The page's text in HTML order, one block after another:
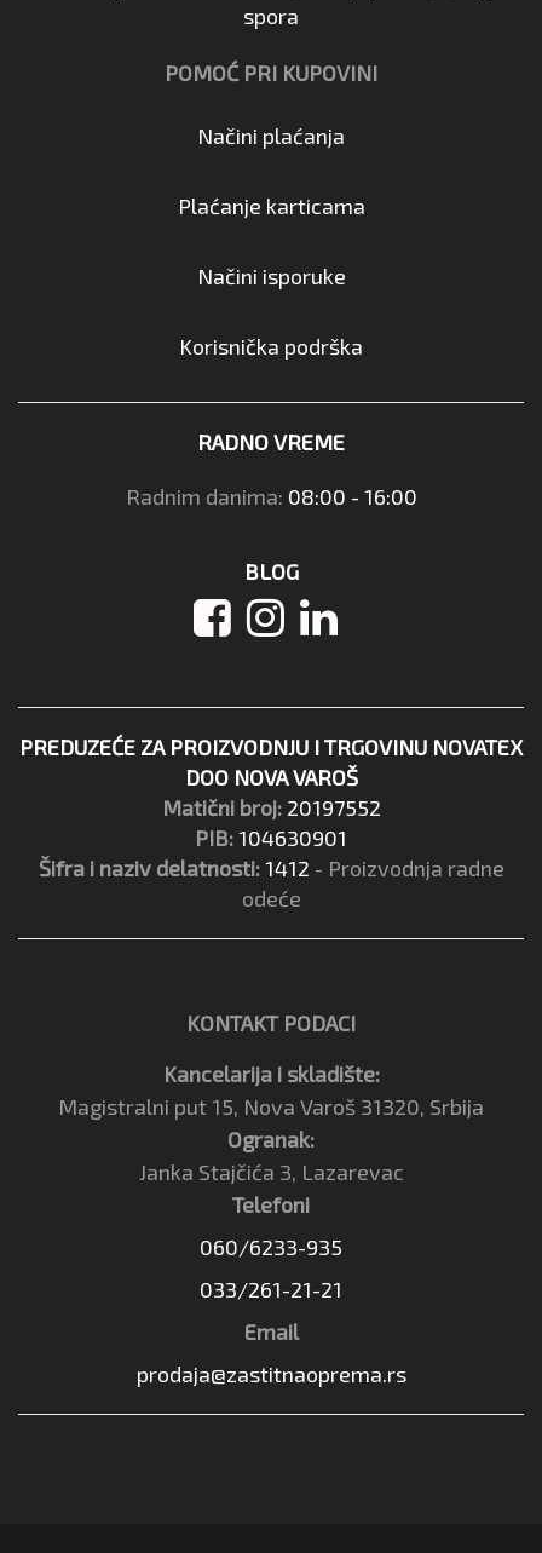
spora
POMOĆ PRI KUPOVINI
Načini plaćanja
Plaćanje karticama
Načini isporuke
Korisnička podrška
RADNO VREME
Radnim danima: 08:00 - 16:00
BLOG
PREDUZEĆE ZA PROIZVODNJU I TRGOVINU NOVATEX
DOO NOVA VAROŠ
Matični broj: 20197552
PIB: 104630901
Šifra i naziv delatnosti: 1412 - Proizvodnja radne
odeće
KONTAKT PODACI
Kancelarija i skladište:
Magistralni put 15, Nova Varoš 31320, Srbija
Ogranak:
Janka Stajčića 3, Lazarevac
Telefoni
060/6233-935
033/261-21-21
Email
prodaja@zastitnaoprema.rs